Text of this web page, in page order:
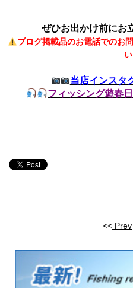
ぜひお出かけ前にお
ブログ掲載品のお電話でのお
い
当店インスタ
フィッシング遊春
<< Prev